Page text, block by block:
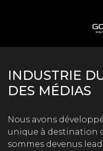
INDUSTRIE
DES MÉDIAS
Nous avons
unique à destination
sommes devenus